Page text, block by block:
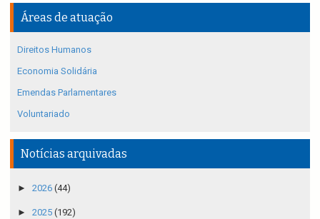
Áreas de atuação
Direitos Humanos
Economia Solidária
Emendas Parlamentares
Voluntariado
Notícias arquivadas
► 2026 (44)
► 2025 (192)